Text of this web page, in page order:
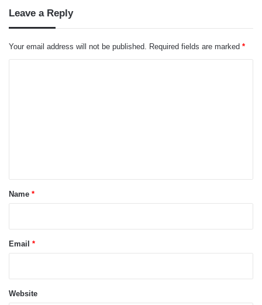
Leave a Reply
Your email address will not be published. Required fields are marked *
*Name *
Email *
Website